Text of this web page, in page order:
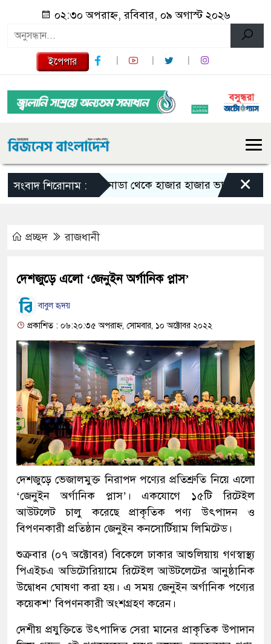
০২:৩০ অপরাহ্ন, রবিবার, ০৯ অগাস্ট ২০২৬
ইপেপার
সংবাদ শিরোনাম :কানাডা থেকে হাজার হাজার ভারতীয় নাগরিক
×
প্রচ্ছদ রাজধানী
দেশজুড়ে এলো ‘জেনুইন অর্গানিক প্লাস’
বাবুল হৃদয়
প্রকাশিত : ০৬:২০:৩৫ অপরাহ্ন, সোমবার, ১০ অক্টোবর ২০২২
দেশজুড়ে ভেজালমুক্ত নিরাপদ পণ্যের প্রতিশ্রুতি নিয়ে এলো
‘জেনুইন অর্গানিক প্লাস’। একযোগে ১৫টি রিটেইল
আউটলেট চালু করেছে প্রাকৃতিক পণ্য উৎপাদন ও
বিপণনকারী প্রতিষ্ঠান জেনুইন কনসোর্টিয়াম লিমিটেড।
শুক্রবার (০৭ অক্টোবর) বিকেলে ঢাকার আশুলিয়ায় গণস্বাস্থ্য
পিএইচএ অডিটোরিয়ামে রিটেইল আউটলেটের আনুষ্ঠানিক
উদ্বোধন ঘোষণা করা হয়। এ সময় জেনুইন অর্গানিক পণ্যের
কয়েকশ’ বিপণনকারী অংশগ্রহণ করেন।
দেশীয় প্রযুক্তিতে উৎপাদিত সেরা মানের প্রাকৃতিক উপাদান